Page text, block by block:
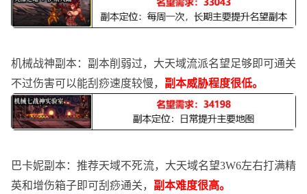
机械战神副本：副本削弱过，大天域流派名望足够即可通关
不过伤害可以能刮痧速度较慢， 副本威胁程度很低。
巴卡妮副本：推荐天域不死流，大天域名望3W6左右打满精
英和增伤箱子即可刮痧通关， 副本难度很高。